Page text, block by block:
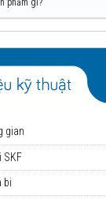
gian
SKF
bi